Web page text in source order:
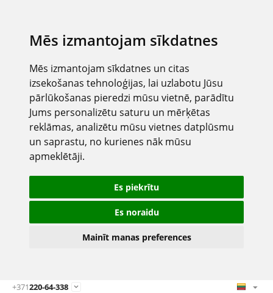
Mēs izmantojam sīkdatnes
Mēs izmantojam sīkdatnes un citas
izsekošanas tehnoloģijas, lai uzlabotu Jūsu
pārlūkošanas pieredzi mūsu vietnē, parādītu
Jums personalizētu saturu un mērķētas
reklāmas, analizētu mūsu vietnes datplūsmu
un saprastu, no kurienes nāk mūsu
apmeklētāji.
Es piekrītu
Es noraidu
Mainīt manas preferences
+371220-64-338 